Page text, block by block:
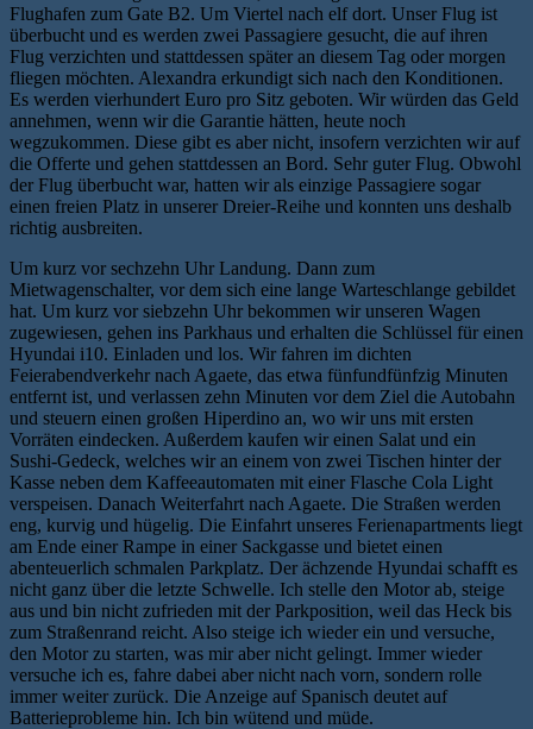
Flughafen zum Gate B2. Um Viertel nach elf dort. Unser Flug ist
überbucht und es werden zwei Passagiere gesucht, die auf ihren
Flug verzichten und stattdessen später an diesem Tag oder morgen
fliegen möchten. Alexandra erkundigt sich nach den Konditionen.
Es werden vierhundert Euro pro Sitz geboten. Wir würden das Geld
annehmen, wenn wir die Garantie hätten, heute noch
wegzukommen. Diese gibt es aber nicht, insofern verzichten wir auf
die Offerte und gehen stattdessen an Bord. Sehr guter Flug. Obwohl
der Flug überbucht war, hatten wir als einzige Passagiere sogar
einen freien Platz in unserer Dreier-Reihe und konnten uns deshalb
richtig ausbreiten.
Um kurz vor sechzehn Uhr Landung. Dann zum
Mietwagenschalter, vor dem sich eine lange Warteschlange gebildet
hat. Um kurz vor siebzehn Uhr bekommen wir unseren Wagen
zugewiesen, gehen ins Parkhaus und erhalten die Schlüssel für einen
Hyundai i10. Einladen und los. Wir fahren im dichten
Feierabendverkehr nach Agaete, das etwa fünfundfünfzig Minuten
entfernt ist, und verlassen zehn Minuten vor dem Ziel die Autobahn
und steuern einen großen Hiperdino an, wo wir uns mit ersten
Vorräten eindecken. Außerdem kaufen wir einen Salat und ein
Sushi-Gedeck, welches wir an einem von zwei Tischen hinter der
Kasse neben dem Kaffeeautomaten mit einer Flasche Cola Light
verspeisen. Danach Weiterfahrt nach Agaete. Die Straßen werden
eng, kurvig und hügelig. Die Einfahrt unseres Ferienapartments liegt
am Ende einer Rampe in einer Sackgasse und bietet einen
abenteuerlich schmalen Parkplatz. Der ächzende Hyundai schafft es
nicht ganz über die letzte Schwelle. Ich stelle den Motor ab, steige
aus und bin nicht zufrieden mit der Parkposition, weil das Heck bis
zum Straßenrand reicht. Also steige ich wieder ein und versuche,
den Motor zu starten, was mir aber nicht gelingt. Immer wieder
versuche ich es, fahre dabei aber nicht nach vorn, sondern rolle
immer weiter zurück. Die Anzeige auf Spanisch deutet auf
Batterieprobleme hin. Ich bin wütend und müde.